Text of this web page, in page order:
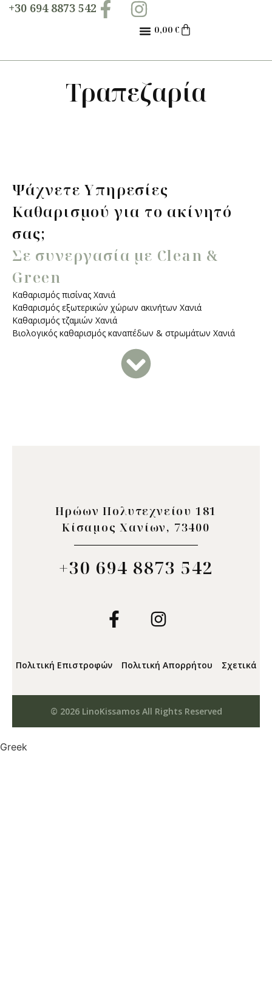
+30 694 8873 542
0,00 €
Τραπεζαρία
Ψάχνετε Υπηρεσίες
Καθαρισμού για το ακίνητό
σας;
Σε συνεργασία με Clean &
Green
Καθαρισμός πισίνας Χανιά
Καθαρισμός εξωτερικών χώρων ακινήτων Χανιά
Καθαρισμός τζαμιών Χανιά
Βιολογικός καθαρισμός καναπέδων & στρωμάτων Χανιά
Ηρώων Πολυτεχνείου 181
Κίσαμος Χανίων, 73400
+30 694 8873 542
Πολιτική Επιστροφών Πολιτική Απορρήτου Σχετικά
© 2026 LinoKissamos All Rights Reserved
Greek